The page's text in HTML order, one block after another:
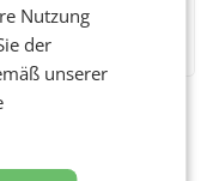
Teilen
Nutzung
der
unserer